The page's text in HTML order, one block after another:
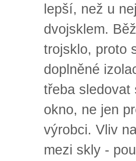
lepší, než u
dvojsklem.
trojsklo, proto
doplněné
třeba sledovat
okno, ne jen
výrobci. Vliv
mezi skly -